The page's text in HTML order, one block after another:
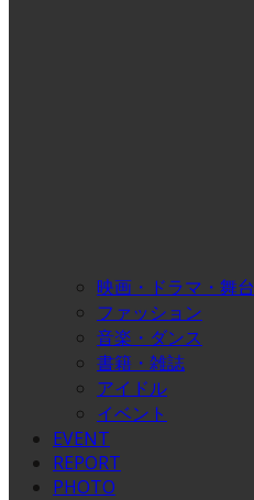
映画・ドラマ・舞台
ファッション
音楽・ダンス
書籍・雑誌
アイドル
イベント
EVENT
REPORT
PHOTO